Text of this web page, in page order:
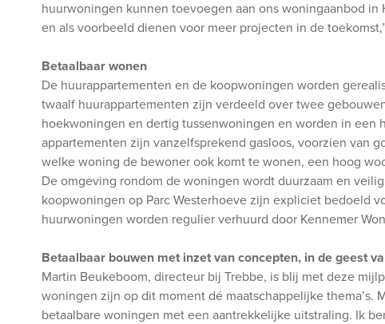
huurwoningen kunnen toevoegen aan ons woningaanbod
en als voorbeeld dienen voor meer projecten in de
Betaalbaar wonen
De huurappartementen en de koopwoningen worden
twaalf huurappartementen zijn verdeeld over twee
hoekwoningen en dertig tussenwoningen en worden in een
appartementen zijn vanzelfsprekend gasloos, voorzien van
welke woning de bewoner ook komt te wonen, een hoog
De omgeving rondom de woningen wordt duurzaam en
koopwoningen op Parc Westerhoeve zijn expliciet bedoeld
huurwoningen worden regulier verhuurd door Kennemer
Betaalbaar bouwen met inzet van concepten, in de geest
Martin Beukeboom, directeur bij Trebbe, is blij met deze
woningen zijn op dit moment dé maatschappelijke thema’s.
betaalbare woningen met een aantrekkelijke uitstraling. Ik